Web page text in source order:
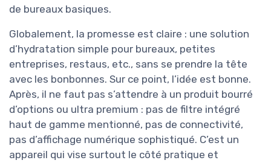
de bureaux basiques.
Globalement, la promesse est claire : une solution
d’hydratation simple pour bureaux, petites
entreprises, restaus, etc., sans se prendre la tête
avec les bonbonnes. Sur ce point, l’idée est bonne.
Après, il ne faut pas s’attendre à un produit bourré
d’options ou ultra premium : pas de filtre intégré
haut de gamme mentionné, pas de connectivité,
pas d’affichage numérique sophistiqué. C’est un
appareil qui vise surtout le côté pratique et